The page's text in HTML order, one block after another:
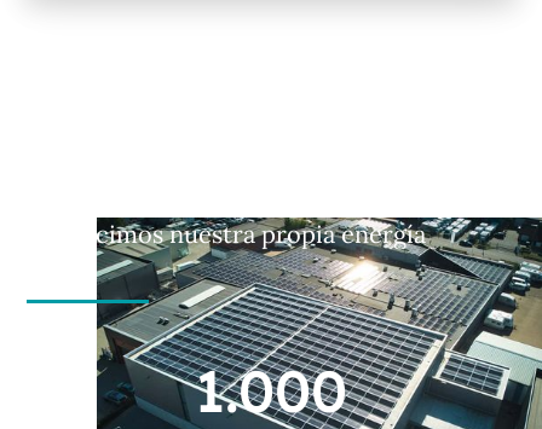
Producimos nuestra propia energía
1.000